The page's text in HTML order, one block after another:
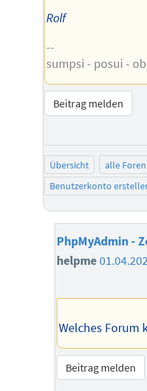
Rolf
--
sumpsi - posui -
Beitrag melden
Übersicht alle Foren
Benutzerkonto
PhpMyAdmin -
helpme
Welches Forum
Beitrag melden